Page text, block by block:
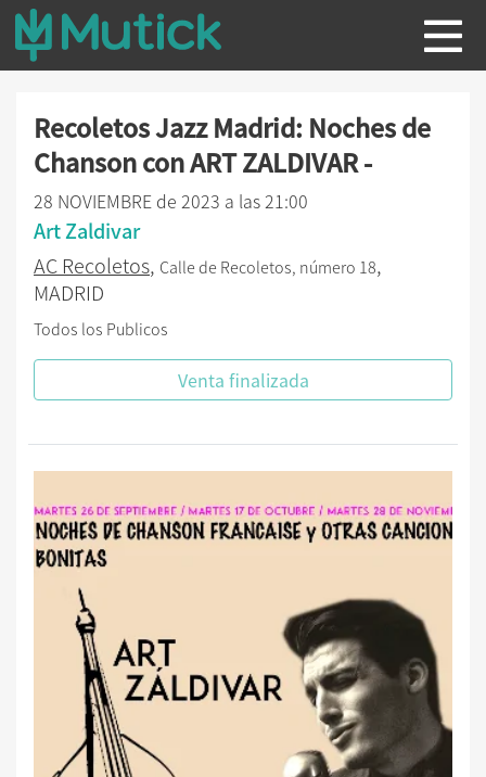
Recoletos Jazz Madrid: Noches de
Chanson con ART ZALDIVAR -
28 NOVIEMBRE de 2023 a las 21:00
Art Zaldivar
AC Recoletos, Calle de Recoletos, número 18,
MADRID
Todos los Publicos
Venta finalizada